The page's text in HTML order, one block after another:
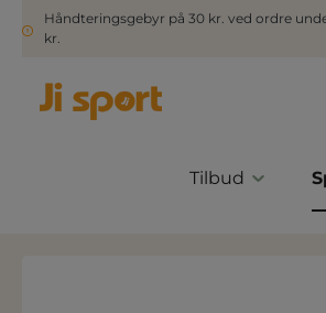
Håndteringsgebyr på 30 kr. ved ordre
kr.
Tilbud